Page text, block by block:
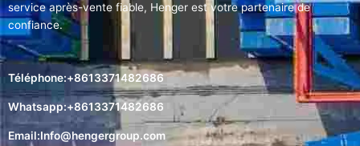
service après-vente fiable, Henger est votre partenaire de
confiance.
Téléphone:+8613371482686
Whatsapp:+8613371482686
Email:Info@hengergroup.com